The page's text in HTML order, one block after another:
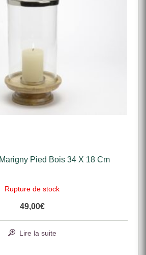
Pied Bois 34 X 18 Cm
Rupture de stock
49,00€
Lire la suite